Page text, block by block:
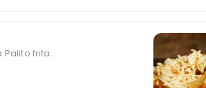
Palito frita.